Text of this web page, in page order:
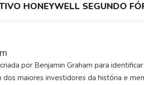
HONEYWELL SEGUNDO
por Benjamin Graham para
dos maiores investidores da história e